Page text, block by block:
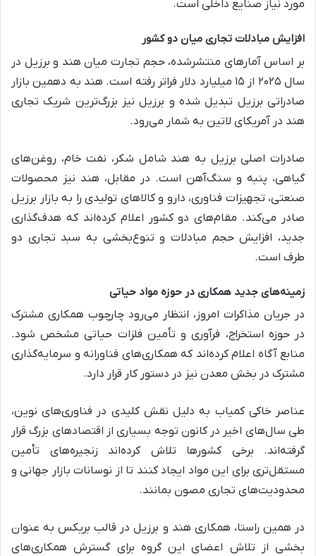
مورد نیاز صنایع داخلی است.
افزایش مبادلات تجاری میان دو کشور
بر اساس آمارهای منتشرشده، حجم تجارت میان هند و برزیل در
سال ۲۰۲۵ از ۱۵ میلیارد دلار فراتر رفته است. هند به دهمین بازار
صادراتی برزیل تبدیل شده و برزیل نیز بزرگ‌ترین شریک تجاری
هند در آمریکای لاتین به شمار می‌رود.
صادرات اصلی برزیل به هند شامل شکر، نفت خام، روغن‌های
گیاهی، پنبه و سنگ‌آهن است. در مقابل، هند نیز محصولات
صنعتی، تجهیزات فناوری، دارو و کالاهای تولیدی را به بازار برزیل
صادر می‌کند. مقام‌های دو کشور اعلام کرده‌اند که هدف‌گذاری
جدید، افزایش حجم مبادلات و تنوع‌بخشی به سبد تجاری دو
طرف است.
زمینه‌های جدید همکاری در حوزه مواد حیاتی
در جریان مذاکرات امروز، انتظار می‌رود چارچوب همکاری مشترک
در حوزه استخراج، فرآوری و تأمین فلزات حیاتی مشخص شود.
منابع آگاه اعلام کرده‌اند که همکاری‌های فناورانه و سرمایه‌گذاری
مشترک در بخش معدن نیز در دستور کار قرار دارد.
عناصر خاکی کمیاب به دلیل نقش کلیدی در فناوری‌های نوین،
طی سال‌های اخیر در کانون توجه بسیاری از اقتصادهای بزرگ قرار
گرفته‌اند. برخی کشورها تلاش کرده‌اند زنجیره‌های تأمین
مستقل‌تری برای این مواد ایجاد کنند تا از نوسانات بازار جهانی و
محدودیت‌های تجاری مصون بمانند.
در همین راستا، همکاری هند و برزیل در قالب بریکس به عنوان
بخشی از تلاش اعضای این گروه برای گسترش همکاری‌های